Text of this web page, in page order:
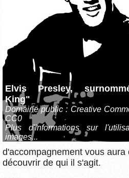
Elvis Presley,
King"
Domaine public : Creative
CC0
Plus d'informations sur
images...
d'accompagnement vous
découvrir de qui il s'agit.